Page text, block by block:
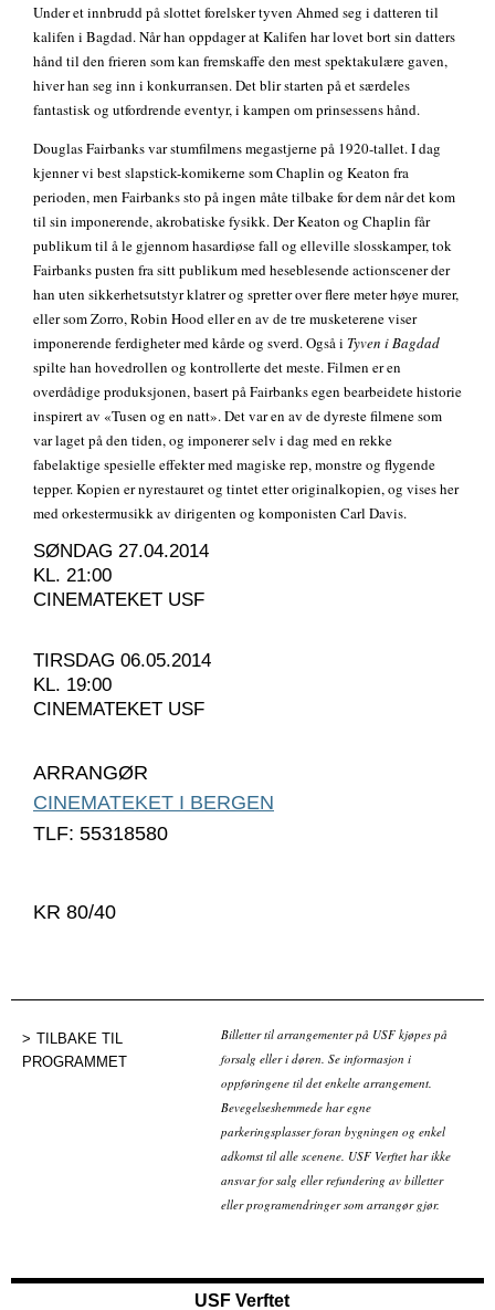
Under et innbrudd på slottet forelsker tyven Ahmed seg i datteren til
kalifen i Bagdad. Når han oppdager at Kalifen har lovet bort sin datters
hånd til den frieren som kan fremskaffe den mest spektakulære gaven,
hiver han seg inn i konkurransen. Det blir starten på et særdeles
fantastisk og utfordrende eventyr, i kampen om prinsessens hånd.
Douglas Fairbanks var stumfilmens megastjerne på 1920-tallet. I dag
kjenner vi best slapstick-komikerne som Chaplin og Keaton fra
perioden, men Fairbanks sto på ingen måte tilbake for dem når det kom
til sin imponerende, akrobatiske fysikk. Der Keaton og Chaplin får
publikum til å le gjennom hasardiøse fall og elleville slosskamper, tok
Fairbanks pusten fra sitt publikum med heseblesende actionscener der
han uten sikkerhetsutstyr klatrer og spretter over flere meter høye murer,
eller som Zorro, Robin Hood eller en av de tre musketerene viser
imponerende ferdigheter med kårde og sverd. Også i Tyven i Bagdad
spilte han hovedrollen og kontrollerte det meste. Filmen er en
overdådige produksjonen, basert på Fairbanks egen bearbeidete historie
inspirert av «Tusen og en natt». Det var en av de dyreste filmene som
var laget på den tiden, og imponerer selv i dag med en rekke
fabelaktige spesielle effekter med magiske rep, monstre og flygende
tepper. Kopien er nyrestauret og tintet etter originalkopien, og vises her
med orkestermusikk av dirigenten og komponisten Carl Davis.
SØNDAG 27.04.2014
KL. 21:00
CINEMATEKET USF
TIRSDAG 06.05.2014
KL. 19:00
CINEMATEKET USF
ARRANGØR
CINEMATEKET I BERGEN
TLF: 55318580
KR 80/40
TILBAKE TIL
PROGRAMMET
Billetter til arrangementer på USF kjøpes på
forsalg eller i døren. Se informasjon i
oppføringene til det enkelte arrangement.
Bevegelseshemmede har egne
parkeringsplasser foran bygningen og enkel
adkomst til alle scenene. USF Verftet har ikke
ansvar for salg eller refundering av billetter
eller programendringer som arrangør gjør.
USF Verftet